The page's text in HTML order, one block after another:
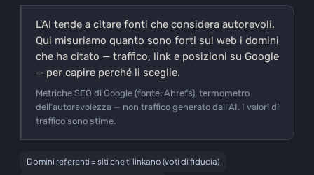
L'AI tende a citare fonti che considera autorevoli.
Qui misuriamo quanto sono forti sul web i domini
che ha citato — traffico, link e posizioni su Google
— per capire perché li sceglie.
Metriche SEO di Google (fonte: Ahrefs), termometro
dell'autorevolezza — non traffico generato dall'AI. I valori di
traffico sono stime.
Domini referenti = siti che ti linkano (voti di fiducia)